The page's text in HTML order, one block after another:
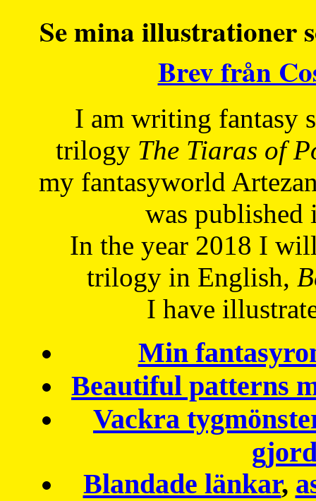
Se mina illustrationer
Brev från
I am writing fantasy
trilogy The Tiaras of
my fantasyworld
was published
In the year 2018 I
trilogy in English,
I have
Min
Beautiful patterns
Vackra
Blandade länkar,